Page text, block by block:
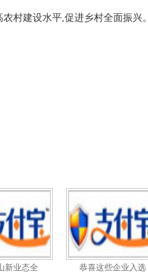
村建设水平,促进乡村全面振兴。
新业态全 恭喜这些企业入选